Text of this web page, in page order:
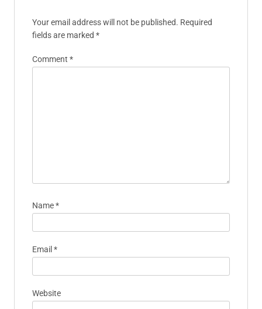
competitiva convertida en defensora
Your email address will not be published.
fields are marked*